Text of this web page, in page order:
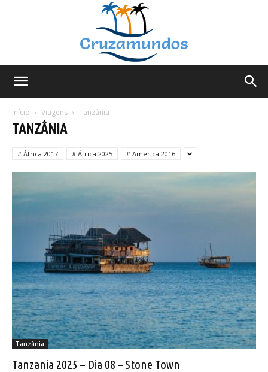
Início Viagens Tanzânia
TANZÂNIA
# África 2017 # África 2025 # América 2016
Tanzânia
Tanzania 2025 – Dia 08 – Stone Town